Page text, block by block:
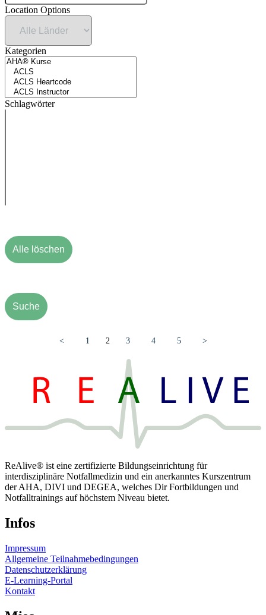
Location Options
Land
Kategorien
Kategorien
Schlagwörter
Alle löschen
Suche
< 1 2 3 4 5 >
ReAlive® ist eine zertifizierte Bildungseinrichtung für
interdisziplinäre Notfallmedizin und ein anerkanntes Kurszentrum
der AHA, DIVI und DEGEA, welches Dir Fortbildungen und
Notfalltrainings auf höchstem Niveau bietet.
Infos
Impressum
Allgemeine Teilnahmebedingungen
Datenschutzerklärung
E-Learning-Portal
Kontakt